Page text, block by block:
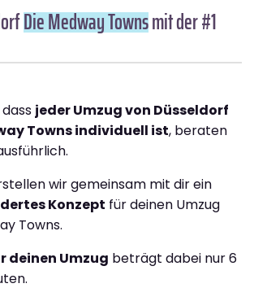
Die Medway Townsmit der #1
jeder Umzug von Düsseldorf
Towns individuell ist, beraten
wir gemeinsam mit dir ein
Konzept für deinen Umzug
Towns.
deinen Umzug beträgt dabei nur 6